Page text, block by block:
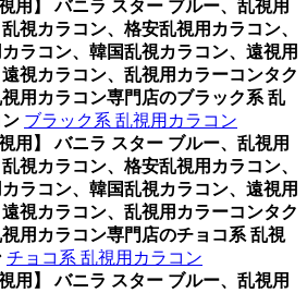
視用】 バニラ スター ブルー、乱視用
視カラコン、格安乱視用カラコン、
ラコン、韓国乱視カラコン、遠視用
視カラコン、乱視用カラーコンタク
視用カラコン専門店のブラック系 乱
ブラック系 乱視用カラコン
視用】 バニラ スター ブルー、乱視用
視カラコン、格安乱視用カラコン、
ラコン、韓国乱視カラコン、遠視用
視カラコン、乱視用カラーコンタク
視用カラコン専門店のチョコ系 乱視
チョコ系 乱視用カラコン
視用】 バニラ スター ブルー、乱視用